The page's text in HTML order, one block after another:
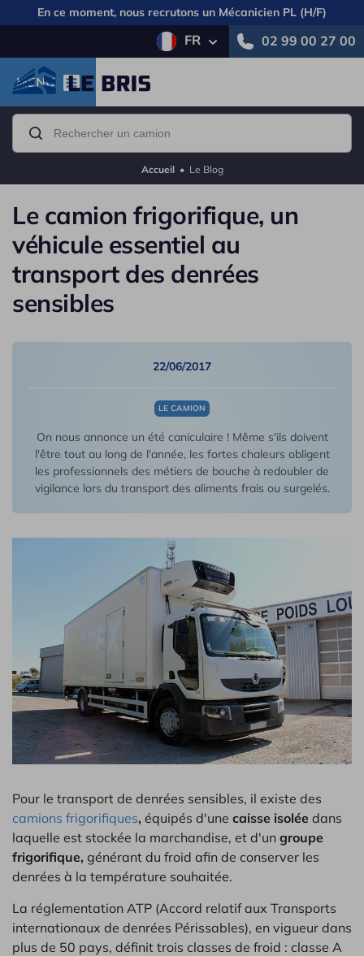
En ce moment, nous recrutons un Mécanicien PL (H/F)
FR 02 99 00 27 00
MENU
Accueil• Le Blog
Le camion frigorifique, un
véhicule essentiel au
transport des denrées
sensibles
22/06/2017
LE CAMION
On nous annonce un été caniculaire ! Même s'ils doivent
l'être tout au long de l'année, les fortes chaleurs obligent
les professionnels des métiers de bouche à redoubler de
vigilance lors du transport des aliments frais ou surgelés.
Pour le transport de denrées sensibles, il existe des
camions frigorifiques, équipés d'une caisse isolée dans
laquelle est stockée la marchandise, et d'un groupe
frigorifique, générant du froid afin de conserver les
denrées à la température souhaitée.
La réglementation ATP (Accord relatif aux Transports
internationaux de denrées Périssables), en vigueur dans
plus de 50 pays, définit trois classes de froid : classe A